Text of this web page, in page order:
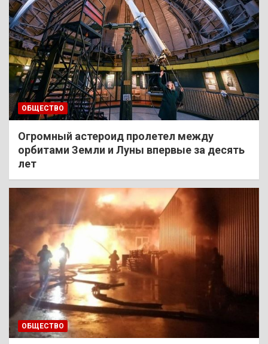
ОБЩЕСТВО
Огромный астероид пролетел между
орбитами Земли и Луны впервые за десять
лет
ОБЩЕСТВО